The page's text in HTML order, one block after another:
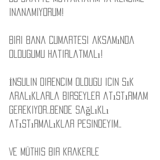
inanamiyorum!
Biri bana cumartesi aksamında
oldugumu hatirlatmalı!
İnsulin direncim oldugu icin sık
aralıklarla birseyler atıstırmam
gerekiyor..Bende sağlıklı
atıstırmalıklar pesindeyim..
Ve müthis bir krakerle